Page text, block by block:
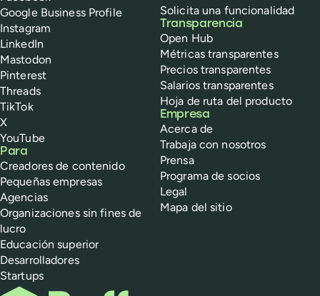
Google Business Profile
Instagram
LinkedIn
Mastodon
Pinterest
Threads
TikTok
X
YouTube
Para
Creadores de contenido
Pequeñas empresas
Agencias
Organizaciones sin fines de
lucro
Educación superior
Desarrolladores
Startups
Solicita una funcionalidad
Transparencia
Open Hub
Métricas transparentes
Precios transparentes
Salarios transparentes
Hoja de ruta del producto
Empresa
Acerca de
Trabaja con nosotros
Prensa
Programa de socios
Legal
Mapa del sitio
Buffer